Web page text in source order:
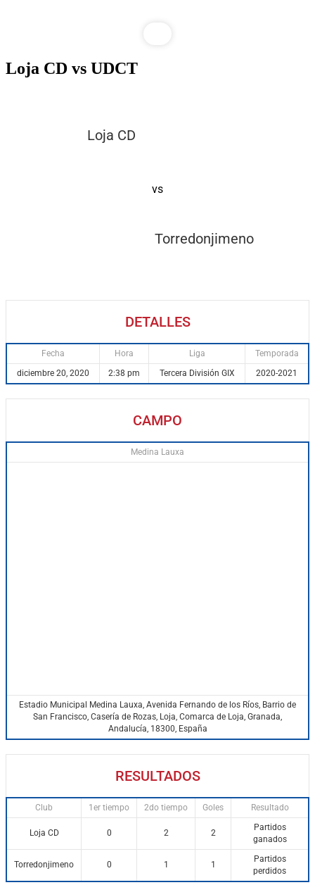
Loja CD vs UDCT
Loja CD
vs
Torredonjimeno
DETALLES
Fecha Hora Liga
Temporada
diciembre 20, 2020
2:38 pm Tercera División GIX 2020-2021
CAMPO
Medina Lauxa
Estadio Municipal Medina Lauxa, Avenida Fernando de los Ríos, Barrio de
San Francisco, Casería de Rozas, Loja, Comarca de Loja, Granada,
Andalucía, 18300, España
RESULTADOS
Club 1er tiempo 2do tiempo Goles Resultado
Loja CD 0 2 2
Partidos
ganados
Torredonjimeno 0 1 1
Partidos
perdidos